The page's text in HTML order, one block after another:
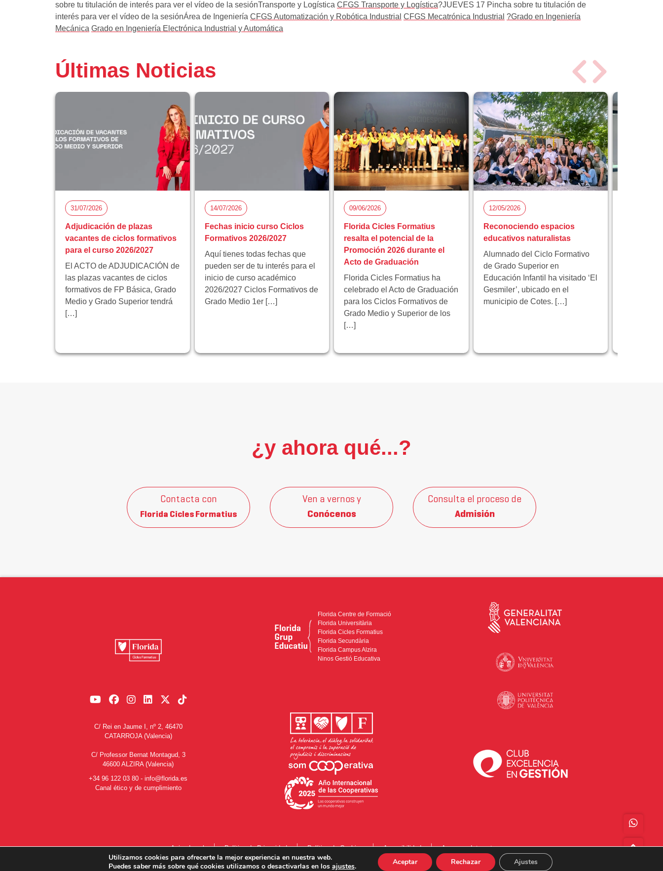
sobre tu titulación de interés para ver el vídeo de la sesiónTransporte y Logística CFGS Transporte y Logística?JUEVES 17 Pincha sobre tu titulación de
interés para ver el vídeo de la sesiónÁrea de Ingeniería CFGS Automatización y Robótica Industrial CFGS Mecatrónica Industrial ?Grado en Ingeniería
Mecánica Grado en Ingeniería Electrónica Industrial y Automática
Últimas Noticias
31/07/2026
Adjudicación de plazas
vacantes de ciclos formativos
para el curso 2026/2027
El ACTO de ADJUDICACIÓN de
las plazas vacantes de ciclos
formativos de FP Básica, Grado
Medio y Grado Superior tendrá
[…]
14/07/2026
Fechas inicio curso Ciclos
Formativos 2026/2027
Aquí tienes todas fechas que
pueden ser de tu interés para el
inicio de curso académico
2026/2027 Ciclos Formativos de
Grado Medio 1er […]
09/06/2026
Florida Cicles Formatius
resalta el potencial de la
Promoción 2026 durante el
Acto de Graduación
Florida Cicles Formatius ha
celebrado el Acto de Graduación
para los Ciclos Formativos de
Grado Medio y Superior de los
[…]
12/05/2026
Reconociendo espacios
educativos naturalistas
Alumnado del Ciclo Formativo
de Grado Superior en
Educación Infantil ha visitado ‘El
Gesmiler’, ubicado en el
municipio de Cotes. […]
¿y ahora qué...?
Contacta con
Florida Cicles Formatius
Ven a vernos y
Conócenos
Consulta el proceso de
Admisión
C/ Rei en Jaume I, nº 2, 46470
CATARROJA (Valencia)
C/ Professor Bernat Montagud, 3
46600 ALZIRA (Valencia)
+34 96 122 03 80 - info@florida.es
Canal ético y de cumplimiento
Florida Centre de Formació
Florida Universitària
Florida Cicles Formatius
Florida Secundària
Florida Campus Alzira
Ninos Gestió Educativa
Aviso Legal Política de Privacidad Política de Cookies Accesibilidad Acceso a Intranet
Utilizamos cookies para ofrecerte la mejor experiencia en nuestra web.
Puedes saber más sobre qué cookies utilizamos o desactivarlas en los ajustes. Aceptar Rechazar Ajustes